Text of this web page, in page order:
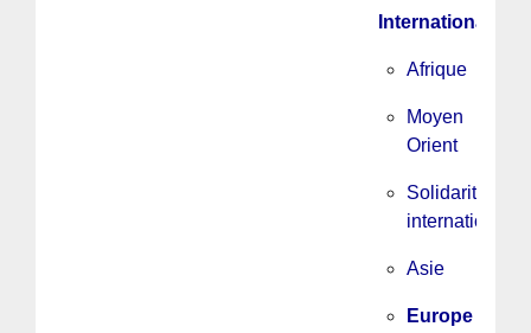
International
Afrique
Moyen
Orient
Solidarité
internationale
Asie
Europe